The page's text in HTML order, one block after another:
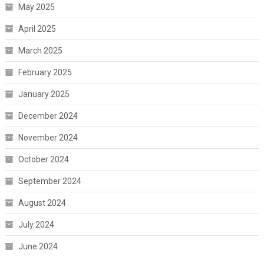
May 2025
April 2025
March 2025
February 2025
January 2025
December 2024
November 2024
October 2024
September 2024
August 2024
July 2024
June 2024